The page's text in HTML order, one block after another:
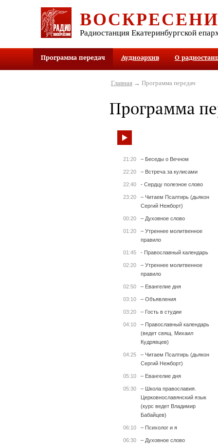
Радиостанция Екатеринбургской
Программа передач Аудиоархив О
Главная→ Программа передач
Программа
21:20 – Беседы о Вечном
22:20 – Встреча за кулисами
22:40 - Сердцу полезное слово
23:20
– Читаем Псалтирь (дьякон
Сергий Нежборт)
00:20 – Духовное слово
01:20
– Утреннее молитвенное
правило
01:45 - Православный календарь
02:20
– Утреннее молитвенное
правило
02:50 – Евангелие дня
03:10 – Объявления
03:20 – Гость в студии
04:10
– Православный календарь
(ведет свящ. Михаил
Кудрявцев)
04:25
– Читаем Псалтирь (дьякон
Сергий Нежборт)
05:10 – Евангелие дня
05:30
– Школа православия.
Церковнославянский язык
(курс ведет Владимир
Бабайцев)
06:10 – Психолог и я
06:30 – Духовное слово